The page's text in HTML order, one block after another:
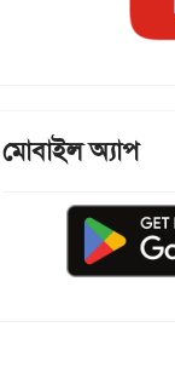
মোবাইল অ্যাপ